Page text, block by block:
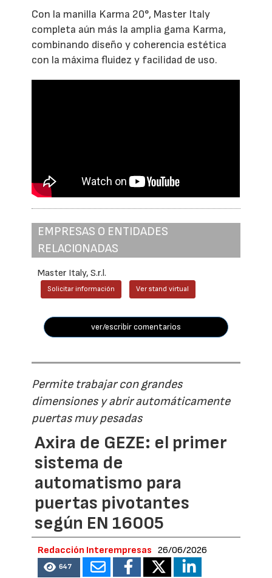
Con la manilla Karma 20°, Master Italy
completa aún más la amplia gama Karma,
combinando diseño y coherencia estética
con la máxima fluidez y facilidad de uso.
EMPRESAS O ENTIDADES
RELACIONADAS
Master Italy, S.r.l.
Solicitar información Ver stand virtual
ver/escribir comentarios
Permite trabajar con grandes
dimensiones y abrir automáticamente
puertas muy pesadas
Axira de GEZE: el primer
sistema de
automatismo para
puertas pivotantes
según EN 16005
Redacción Interempresas 26/06/2026
647